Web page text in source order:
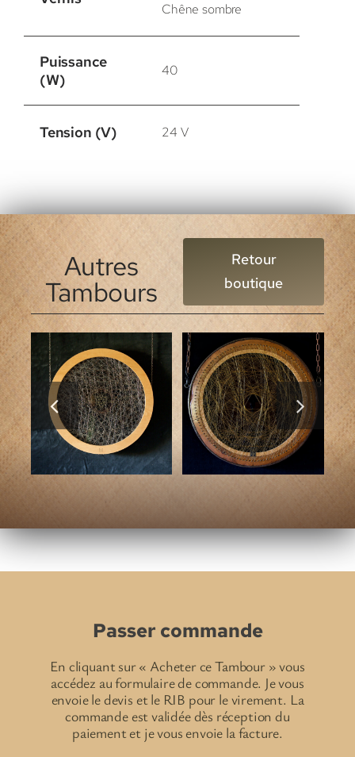
Chêne sombre
Puissance
(W)
40
Tension (V) 24 V
Autres
Tambours
Retour
boutique
Horus
Passer commande
En cliquant sur « Acheter ce Tambour » vous
accédez au formulaire de commande. Je vous
envoie le devis et le RIB pour le virement. La
commande est validée dès réception du
paiement et je vous envoie la facture.